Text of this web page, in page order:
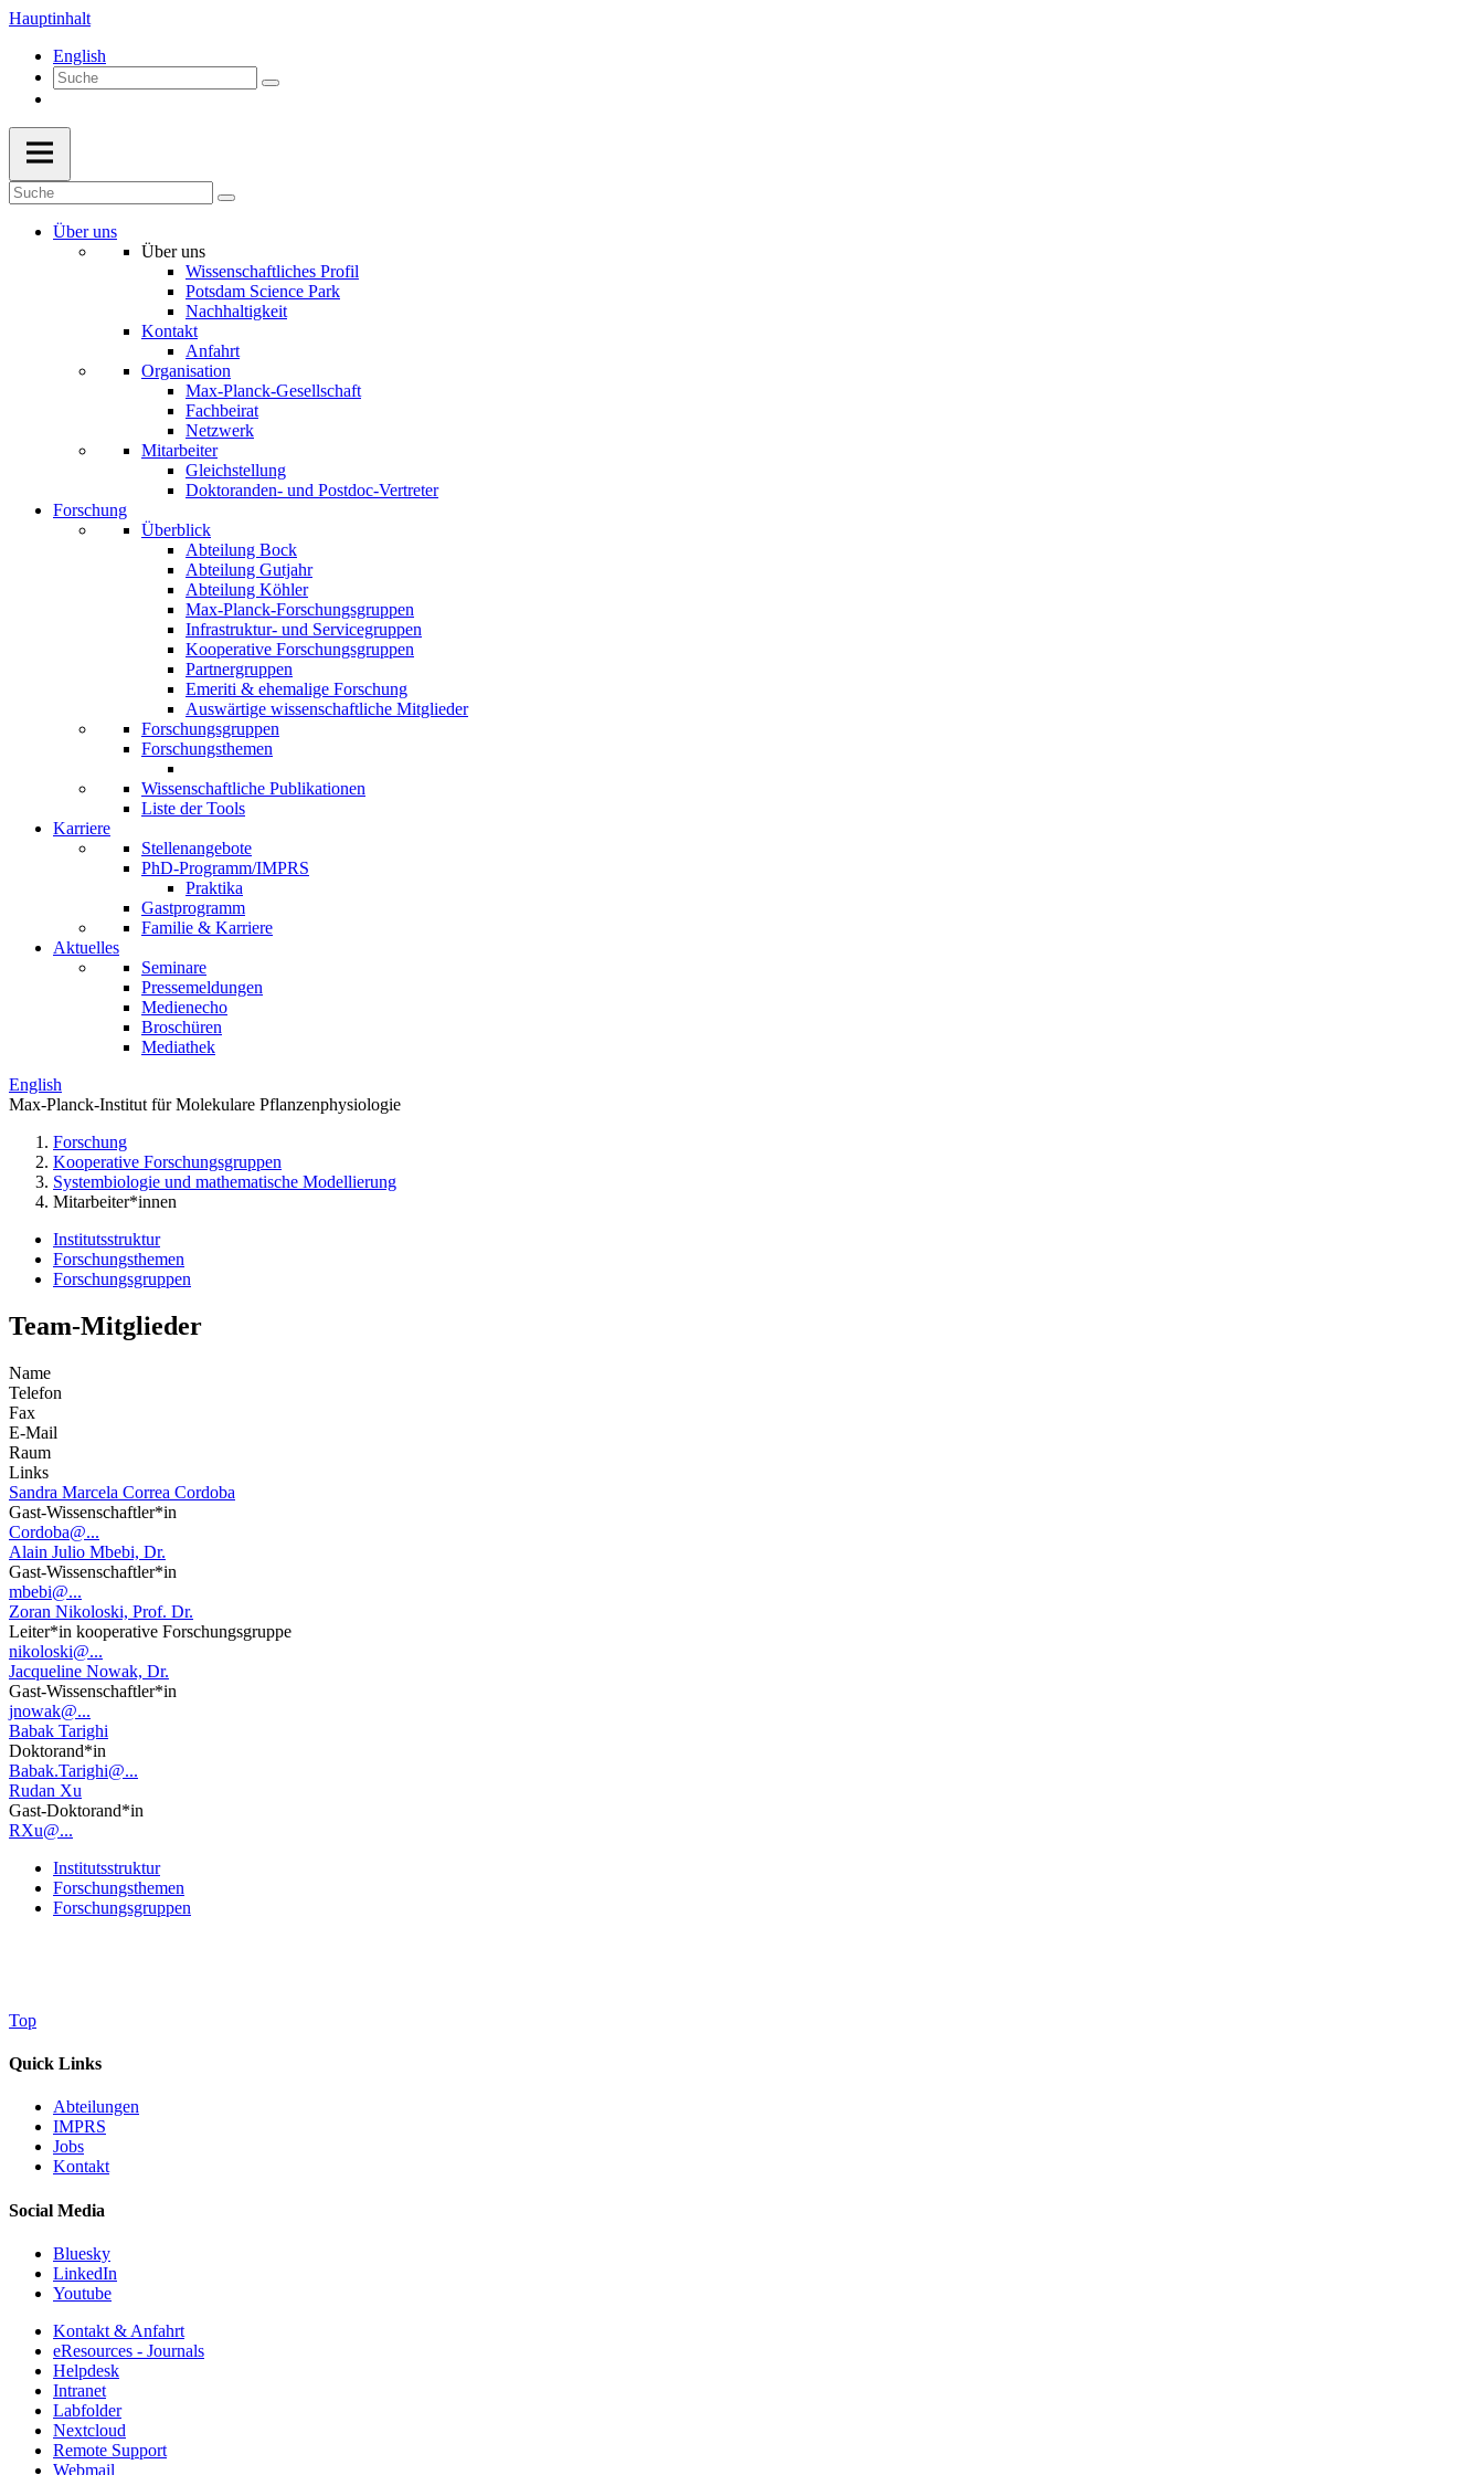
Hauptinhalt
English
Über uns
Über uns
Wissenschaftliches Profil
Potsdam Science Park
Nachhaltigkeit
Kontakt
Anfahrt
Organisation
Max-Planck-Gesellschaft
Fachbeirat
Netzwerk
Mitarbeiter
Gleichstellung
Doktoranden- und Postdoc-Vertreter
Forschung
Überblick
Abteilung Bock
Abteilung Gutjahr
Abteilung Köhler
Max-Planck-Forschungsgruppen
Infrastruktur- und Servicegruppen
Kooperative Forschungsgruppen
Partnergruppen
Emeriti & ehemalige Forschung
Auswärtige wissenschaftliche Mitglieder
Forschungsgruppen
Forschungsthemen
Wissenschaftliche Publikationen
Liste der Tools
Karriere
Stellenangebote
PhD-Programm/IMPRS
Praktika
Gastprogramm
Familie & Karriere
Aktuelles
Seminare
Pressemeldungen
Medienecho
Broschüren
Mediathek
English
Max-Planck-Institut für Molekulare Pflanzenphysiologie
Forschung
Kooperative Forschungsgruppen
Systembiologie und mathematische Modellierung
Mitarbeiter*innen
Institutsstruktur
Forschungsthemen
Forschungsgruppen
Team-Mitglieder
Name
Telefon
Fax
E-Mail
Raum
Links
Sandra Marcela Correa Cordoba
Gast-Wissenschaftler*in
Cordoba@...
Alain Julio Mbebi, Dr.
Gast-Wissenschaftler*in
mbebi@...
Zoran Nikoloski, Prof. Dr.
Leiter*in kooperative Forschungsgruppe
nikoloski@...
Jacqueline Nowak, Dr.
Gast-Wissenschaftler*in
jnowak@...
Babak Tarighi
Doktorand*in
Babak.Tarighi@...
Rudan Xu
Gast-Doktorand*in
RXu@...
Institutsstruktur
Forschungsthemen
Forschungsgruppen
Top
Quick Links
Abteilungen
IMPRS
Jobs
Kontakt
Social Media
Bluesky
LinkedIn
Youtube
Kontakt & Anfahrt
eResources - Journals
Helpdesk
Intranet
Labfolder
Nextcloud
Remote Support
Webmail